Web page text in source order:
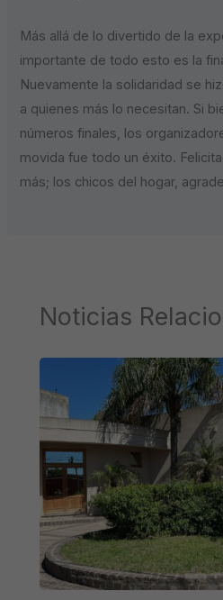
Más allá de lo divertido de la
importante de todo esto es la
Nuevamente la solidaridad se
a quienes más lo necesitan. Si
números finales, los
movida fue todo un éxito.
más; los chicos del hogar,
Noticias